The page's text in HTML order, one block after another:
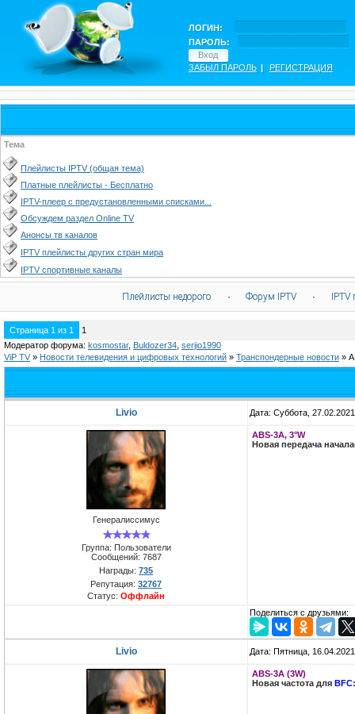
ЛОГИН:
ПАРОЛЬ:
ЗАБЫЛ ПАРОЛЬ | РЕГИСТРАЦИЯ
Тема
Плейлисты IPTV (общая тема)
Платные плейлисты - Бесплатно
IPTV-плеер с предустановленными списками...
Обсуждем раздел Online TV
Анонсы тв каналов
IPTV плейлисты других стран мира
IPTV спортивные каналы
Плейлисты недорого · Форум IPTV · IPTV
Страница 1 из 1
1
Модератор форума: kosmostar, Buldozer34 serjio1990
ViP TV » Новости телевидения и цифровых технологий » Транспондерные новости »
Livio Дата: Суббота,
Генералиссимус
Группа: Пользователи
Сообщений: 7687
Награды: 735
Репутация: 32767
Статус: Оффлайн
ABS-3A, 3°W
Новая передача
Поделиться с друзьями:
Livio Дата: Пятница,
ABS-3A (3W)
Новая частота для BFC